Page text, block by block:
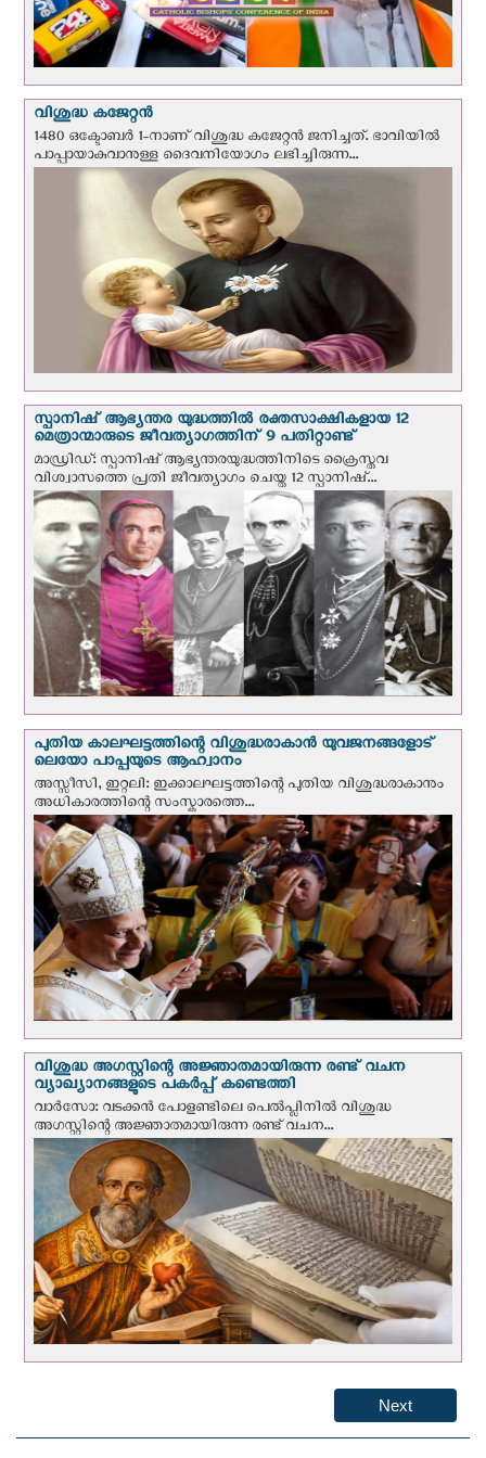
വിശുദ്ധ കജേറ്റന്‍
1480 ഒക്ടോബര്‍ 1-നാണ് വിശുദ്ധ കജേറ്റന്‍ ജനിച്ചത്. ഭാവിയില്‍
പാപ്പായാകുവാനുള്ള ദൈവനിയോഗം ലഭിച്ചിരുന്ന...
സ്പാനിഷ് ആഭ്യന്തര യുദ്ധത്തില്‍ രക്തസാക്ഷികളായ 12
മെത്രാന്മാരുടെ ജീവത്യാഗത്തിന് 9 പതിറ്റാണ്ട്
മാഡ്രിഡ്: സ്പാനിഷ് ആഭ്യന്തരയുദ്ധത്തിനിടെ ക്രൈസ്തവ
വിശ്വാസത്തെ പ്രതി ജീവത്യാഗം ചെയ്ത 12 സ്പാനിഷ്...
പുതിയ കാലഘട്ടത്തിന്റെ വിശുദ്ധരാകാന്‍ യുവജനങ്ങളോട്
ലെയോ പാപ്പയുടെ ആഹ്വാനം
അസ്സീസി, ഇറ്റലി: ഇക്കാലഘട്ടത്തിന്റെ പുതിയ വിശുദ്ധരാകാനും
അധികാരത്തിന്റെ സംസ്കാരത്തെ...
വിശുദ്ധ അഗസ്റ്റിന്റെ അജ്ഞാതമായിരുന്ന രണ്ട് വചന
വ്യാഖ്യാനങ്ങളുടെ പകര്‍പ്പ് കണ്ടെത്തി
വാര്‍സോ: വടക്കൻ പോളണ്ടിലെ പെൽപ്ലിനില്‍ വിശുദ്ധ
അഗസ്റ്റിന്റെ അജ്ഞാതമായിരുന്ന രണ്ട് വചന...
Next